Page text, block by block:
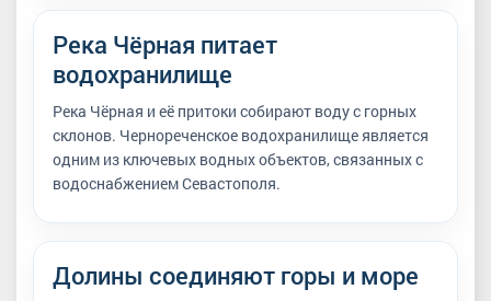
Река Чёрная питает
водохранилище
Река Чёрная и её притоки собирают воду с горных
склонов. Чернореченское водохранилище является
одним из ключевых водных объектов, связанных с
водоснабжением Севастополя.
Долины соединяют горы и море